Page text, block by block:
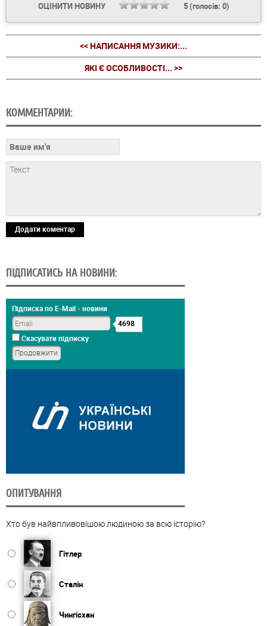
ОЦІНИТИ НОВИНУ 5(голосів: 0)
<< НАПИСАННЯ МУЗИКИ:...
ЯКІ Є ОСОБЛИВОСТІ... >>
КОММЕНТАРИИ:
Додати коментар
ПІДПИСАТИСЬ НА НОВИНИ:
Підписка по E-Mail - новини
4698
Скасувати підписку
ОПИТУВАННЯ
Хто був найвпливовішою людиною за всю історію?
Гітлер
Сталін
Чингісхан